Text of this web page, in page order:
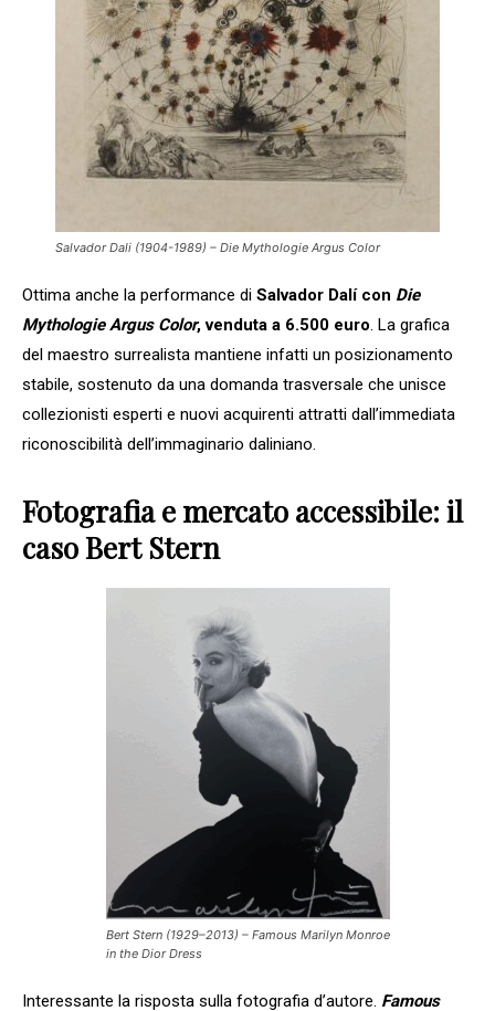
Salvador Dali (1904-1989) – Die Mythologie Argus Color
Ottima anche la performance di Salvador Dalí con Die
Mythologie Argus Color, venduta a 6.500 euro . La grafica
del maestro surrealista mantiene infatti un posizionamento
stabile, sostenuto da una domanda trasversale che unisce
collezionisti esperti e nuovi acquirenti attratti dall’immediata
riconoscibilità dell’immaginario daliniano.
Fotografia e mercato accessibile: il
caso Bert Stern
Bert Stern (1929–2013) – Famous Marilyn Monroe
in the Dior Dress
Interessante la risposta sulla fotografia d’autore. Famous